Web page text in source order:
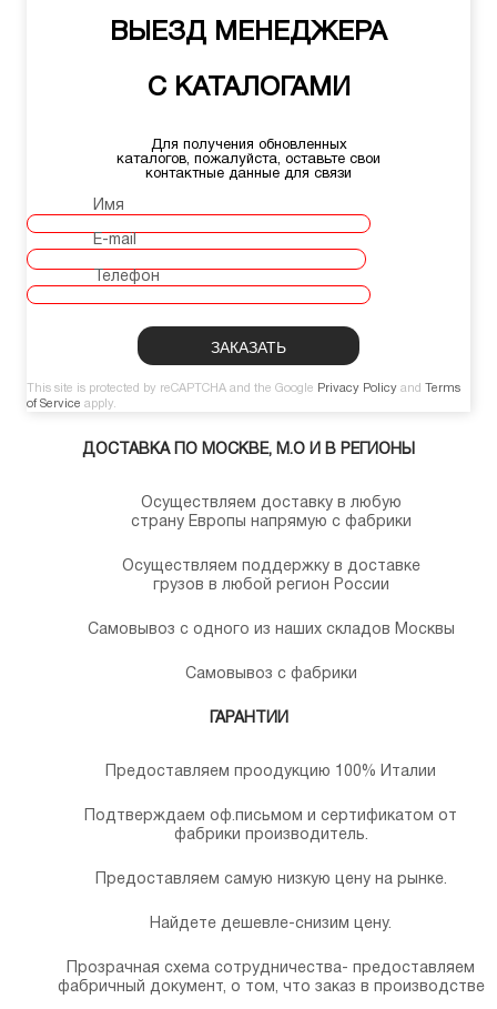
ВЫЕЗД МЕНЕДЖЕРА
С КАТАЛОГАМИ
Для получения обновленных
каталогов, пожалуйста, оставьте свои
контактные данные для связи
Имя
E-mail
Телефон
This site is protected by reCAPTCHA and the Google Privacy Policy and
Terms
of Service apply.
ДОСТАВКА ПО МОСКВЕ, М.О И В РЕГИОНЫ
Осуществляем доставку в любую
страну Европы напрямую с фабрики
Осуществляем поддержку в доставке
грузов в любой регион России
Самовывоз с одного из наших складов Москвы
Самовывоз с фабрики
ГАРАНТИИ
Предоставляем проодукцию 100% Италии
Подтверждаем оф.письмом и сертификатом от
фабрики производитель.
Предоставляем самую низкую цену на рынке.
Найдете дешевле-снизим цену.
Прозрачная схема сотрудничества- предоставляем
фабричный документ, о том, что заказ в производстве